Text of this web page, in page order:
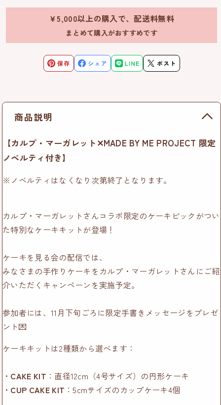
￥5,000以上の購入で、配送料無料
まとめて購入がおすすめです
商品説明
【カルプ・マーガレット ✕MADE BY ME PROJECT 限定
ノベルティ付き】
※ノベルティはなくなり次第終了となります。
カルプ・マーガレットさんコラボ限定のケーキピックがつい
た特別なケーキキットが登場！
ケーキを見る会の配信では、
みなさまの手作りケーキをカルプ・マーガレットさんにご紹
介いただくキャンペーンを実施予定。
参加者には、11月下旬ごろに限定手書きメッセージをプレゼ
ント💌
ケーキキットは2種類から選べます：
・ CAKE KIT ：直径12cm（4号サイズ）の円形ケーキ
・ CUP CAKE KIT ：5cmサイズのカップケーキ4個